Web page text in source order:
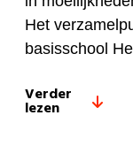
Het
basisschool
Verder
lezen